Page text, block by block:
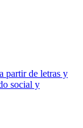
partir de letras y
social y